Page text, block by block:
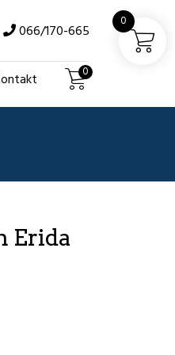
066/170-665
0
Erida
0